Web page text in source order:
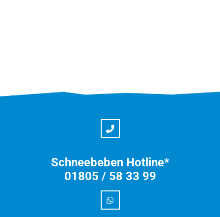
Schneebeben Hotline*
01805 / 58 33 99